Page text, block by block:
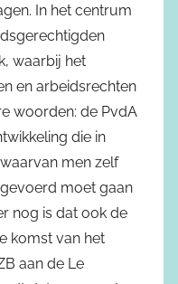
In het centrum
waarbij het
en arbeidsrechten
woorden: de PvdA
die in
men zelf
moet gaan
nog is dat ook de
komst van het
aan de Le